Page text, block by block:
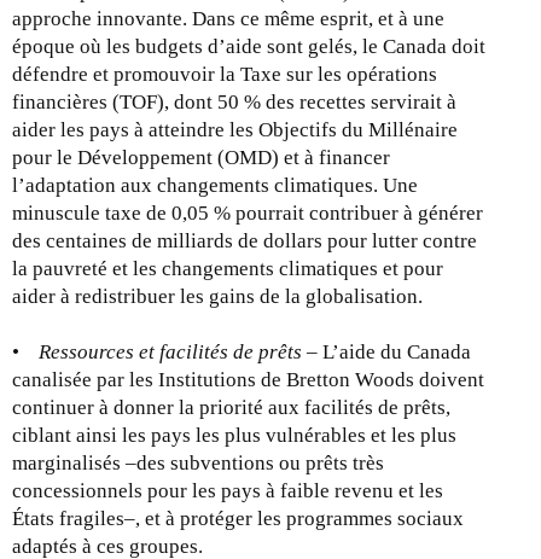
approche innovante. Dans ce même esprit, et à une
époque où les budgets d’aide sont gelés, le Canada doit
défendre et promouvoir la Taxe sur les opérations
financières (TOF), dont 50 % des recettes servirait à
aider les pays à atteindre les Objectifs du Millénaire
pour le Développement (OMD) et à financer
l’adaptation aux changements climatiques. Une
minuscule taxe de 0,05 % pourrait contribuer à générer
des centaines de milliards de dollars pour lutter contre
la pauvreté et les changements climatiques et pour
aider à redistribuer les gains de la globalisation.
• Ressources et facilités de prêts – L’aide du Canada
canalisée par les Institutions de Bretton Woods doivent
continuer à donner la priorité aux facilités de prêts,
ciblant ainsi les pays les plus vulnérables et les plus
marginalisés –des subventions ou prêts très
concessionnels pour les pays à faible revenu et les
États fragiles–, et à protéger les programmes sociaux
adaptés à ces groupes.